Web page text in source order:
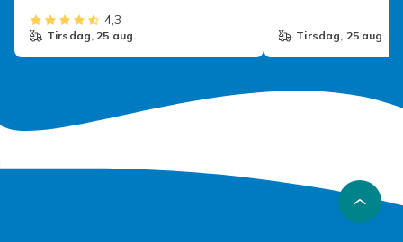
4,3
tirsdag, 25 aug. tirsdag, 25 aug.